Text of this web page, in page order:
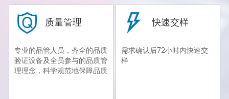
质量管理
专业的品管人员，齐全的品质
验证设备及全员参与的品质管
理理念，科学规范地保障品质
快速交样
需求确认后72小时内快速交
样